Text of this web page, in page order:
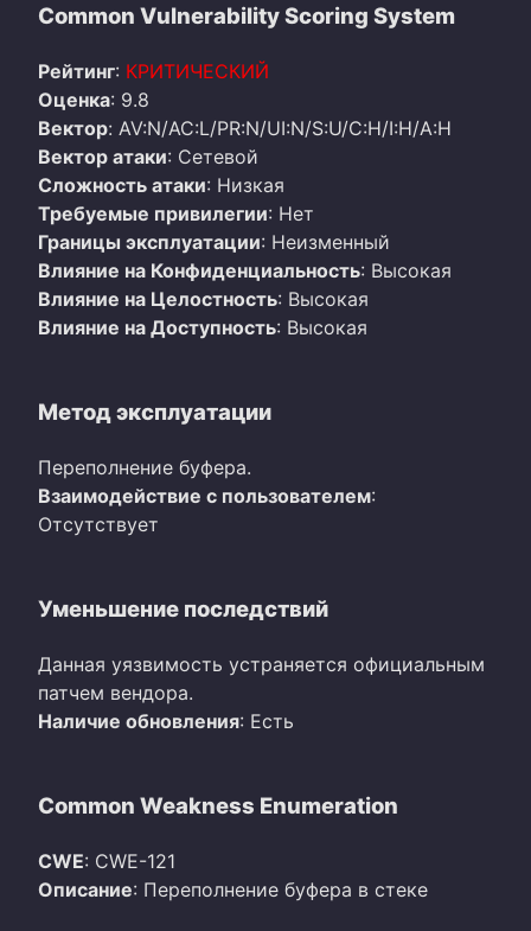
Common Vulnerability Scoring System
Рейтинг: КРИТИЧЕСКИЙ
Оценка: 9.8
Вектор: AV:N/AC:L/PR:N/UI:N/S:U/C:H/I:H/A:H
Вектор атаки: Сетевой
Сложность атаки: Низкая
Требуемые привилегии: Нет
Границы эксплуатации: Неизменный
Влияние на Конфиденциальность: Высокая
Влияние на Целостность: Высокая
Влияние на Доступность: Высокая
Метод эксплуатации
Переполнение буфера.
Взаимодействие с пользователем:
Отсутствует
Уменьшение последствий
Данная уязвимость устраняется официальным
патчем вендора.
Наличие обновления: Есть
Common Weakness Enumeration
CWE: CWE-121
Описание: Переполнение буфера в стеке